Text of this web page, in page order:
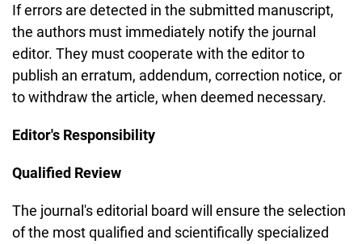
If errors are detected in the submitted manuscript,
the authors must immediately notify the journal
editor. They must cooperate with the editor to
publish an erratum, addendum, correction notice, or
to withdraw the article, when deemed necessary.
Editor's Responsibility
Qualified Review
The journal's editorial board will ensure the selection
of the most qualified and scientifically specialized